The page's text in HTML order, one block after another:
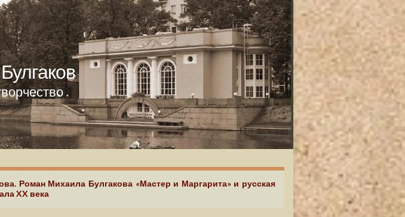
Роман Михаила Булгакова «Мастер и Маргарита» и русская
XX века